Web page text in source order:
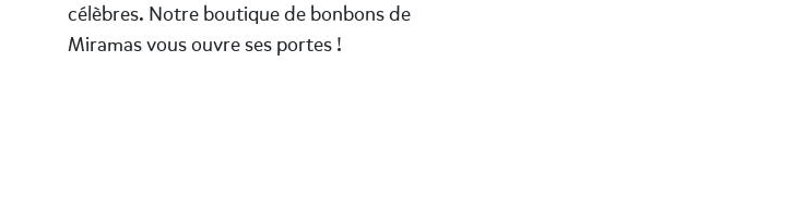
célèbres. Notre boutique de bonbons de
Miramas vous ouvre ses portes !